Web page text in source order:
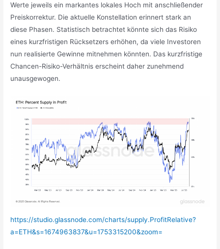
Werte jeweils ein markantes lokales Hoch mit anschließender
Preiskorrektur. Die aktuelle Konstellation erinnert stark an
diese Phasen. Statistisch betrachtet könnte sich das Risiko
eines kurzfristigen Rücksetzers erhöhen, da viele Investoren
nun realisierte Gewinne mitnehmen könnten. Das kurzfristige
Chancen-Risiko-Verhältnis erscheint daher zunehmend
unausgewogen.
https://studio.glassnode.com/charts/supply.ProfitRelative?
a=ETH&s=1674963837&u=1753315200&zoom=